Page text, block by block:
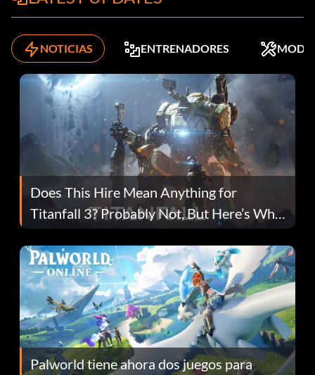
NOTICIAS ENTRENADORES MODS
Does This Hire Mean Anything for
Titanfall 3? Probably Not, But Here’s Why
Fans Are Hopeful
Palworld tiene ahora dos juegos para